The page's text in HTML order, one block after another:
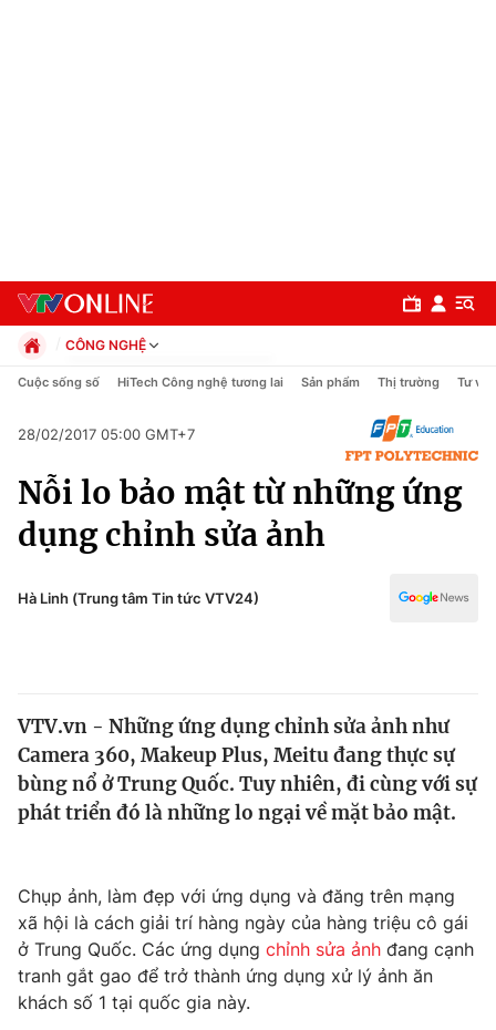
Chính trị
Thế giới
Tin tức
Câu chuyện quốc tế
Kinh tế
Thị trường
Góc doanh nghiệp
Dữ liệu và đời sống
Truyền hình
Phim VTV
Giải trí
CÔNG NGHỆ
Chính trị
Pháp luật
Thể thao
Truyền hình
Văn hóa - Giải trí
Đời sống
Cuộc sống số HiTech Công nghệ tương lai Sản phẩm Thị trường Tư vấn
28/02/2017 05:00 GMT+7
Nỗi lo bảo mật từ những ứng
dụng chỉnh sửa ảnh
Hà Linh (Trung tâm Tin tức VTV24)
VTV.vn - Những ứng dụng chỉnh sửa ảnh như
Camera 360, Makeup Plus, Meitu đang thực sự
bùng nổ ở Trung Quốc. Tuy nhiên, đi cùng với sự
phát triển đó là những lo ngại về mặt bảo mật.
Chụp ảnh, làm đẹp với ứng dụng và đăng trên mạng
xã hội là cách giải trí hàng ngày của hàng triệu cô gái
ở Trung Quốc. Các ứng dụng chỉnh sửa ảnh đang cạnh
tranh gắt gao để trở thành ứng dụng xử lý ảnh ăn
khách số 1 tại quốc gia này.